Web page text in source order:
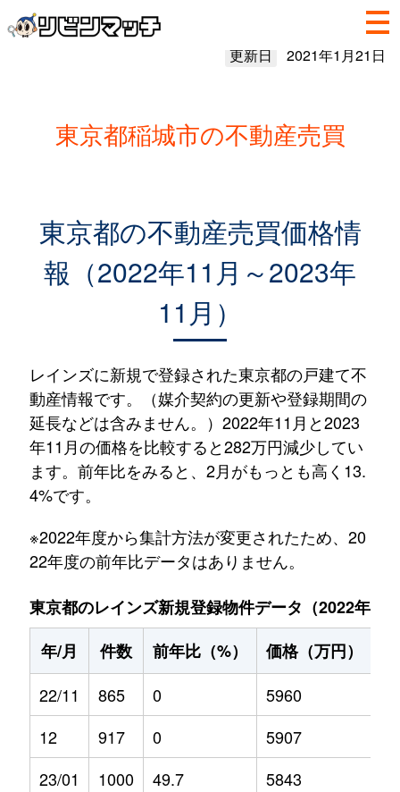
更新日 2021年1月21日
東京都稲城市の不動産売買
東京都の不動産売買価格情
報（2022年11月～2023年
11月）
レインズに新規で登録された東京都の戸建て不
動産情報です。（媒介契約の更新や登録期間の
延長などは含みません。）2022年11月と2023
年11月の価格を比較すると282万円減少してい
ます。前年比をみると、2月がもっとも高く13.
4%です。
※2022年度から集計方法が変更されたため、20
22年度の前年比データはありません。
東京都のレインズ新規登録物件データ（2022年11
年/月
件数 前年比（%） 価格（万円）
22/11
865 0 5960
12
917 0 5907
23/01
1000 49.7 5843